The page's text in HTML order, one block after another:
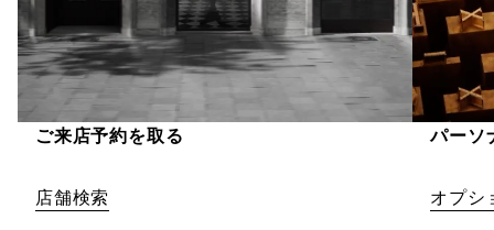
ご来店予約を取る
店舗検索
パーソ
オプシ